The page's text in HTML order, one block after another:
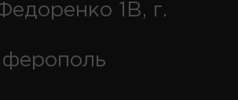
1В, г.